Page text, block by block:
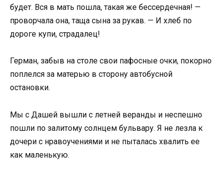
будет. Вся в мать пошла, такая же бессердечная! —
проворчала она, таща сына за рукав. — И хлеб по
дороге купи, страдалец!
Герман, забыв на столе свои пафосные очки, покорно
поплелся за матерью в сторону автобусной
остановки.
Мы с Дашей вышли с летней веранды и неспешно
пошли по залитому солнцем бульвару. Я не лезла к
дочери с нравоучениями и не пыталась хвалить ее
как маленькую.